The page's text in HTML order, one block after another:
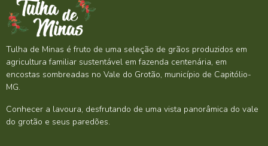
Tulha de Minas é fruto de uma seleção de grãos produzidos em
agricultura familiar sustentável em fazenda centenária, em
encostas sombreadas no Vale do Grotão, município de Capitólio-
MG.
Conhecer a lavoura, desfrutando de uma vista panorâmica do vale
do grotão e seus paredões.